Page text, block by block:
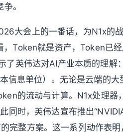
。
大会上的一番话，为N1x的
，Token就是资产，Token已
了英伟达对AI产业本质的理解
信息单位）。无论是云端的大
的流动与计算。N1x处理器
同时，英伟达宣布推出
完整方案。这一系列动作表